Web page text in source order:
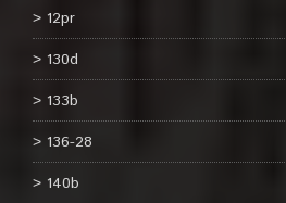
12pr
130d
133b
136-28
140b